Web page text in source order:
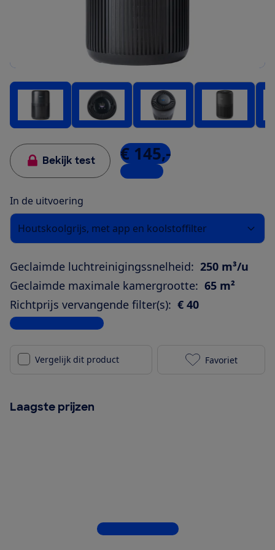
Bekijk test € 145,-
6 winkels
In de uitvoering
Houtskoolgrijs, met app en koolstoffilter
Geclaimde luchtreinigingssnelheid: 250 m³/u
Geclaimde maximale kamergrootte: 65 m²
Richtprijs vervangende filter(s): € 40
Bekijk alle specificaties
Vergelijk dit product Philips
Favoriet
Laagste prijzen
Bekijk alle 6 winkels